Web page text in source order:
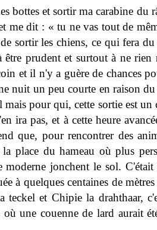
bottes et sortir ma carabine
me dit : « tu ne vas tout de
sortir les chiens, ce qui fera
prudent et surtout à ne
et il n'y a guère de chances
nuit un peu courte en raison
pour qui, cette sortie est
ira pas, et à cette heure
que, pour rencontrer des
place du hameau où plus
moderne jonchent le sol.
à quelques centaines de
teckel et Chipie la drahthaar,
une couenne de lard aurait